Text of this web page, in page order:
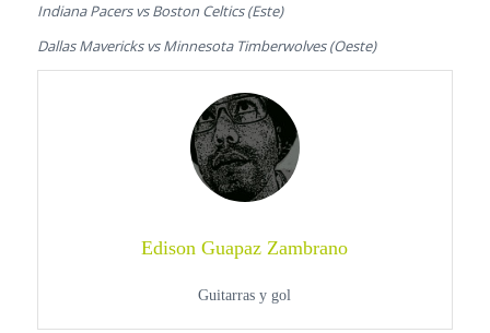
Indiana Pacers vs Boston Celtics (Este)
Dallas Mavericks vs Minnesota Timberwolves (Oeste)
Edison Guapaz Zambrano
Guitarras y gol